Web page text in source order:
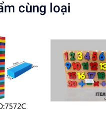
Triển
tư duy và sáng tạo
kỹ năng giải quyết vấn đề
khả năng tập trung
dochoitinphat.com, chúng
buôn. Liên hệ ngay để biết
cùng loại